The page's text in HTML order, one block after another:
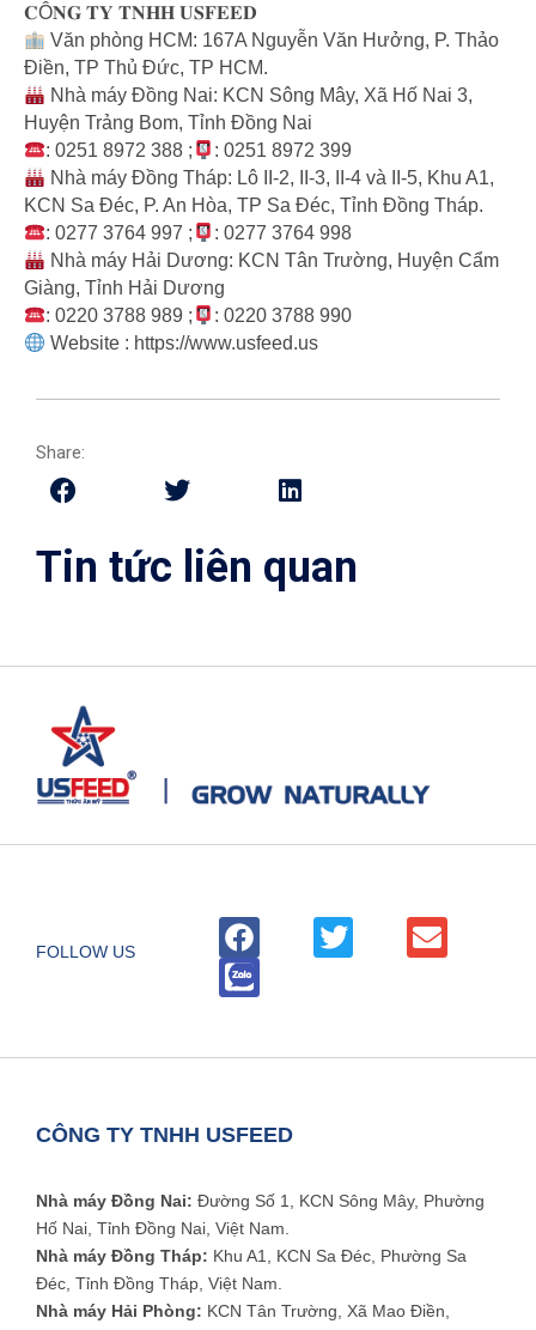
𝐂Ô𝐍𝐆 𝐓𝐘 𝐓𝐍𝐇𝐇 𝐔𝐒𝐅𝐄𝐄𝐃
Văn phòng HCM: 167A Nguyễn Văn Hưởng, P. Thảo
Điền, TP Thủ Đức, TP HCM.
Nhà máy Đồng Nai: KCN Sông Mây, Xã Hố Nai 3,
Huyện Trảng Bom, Tỉnh Đồng Nai
: 0251 8972 388 ;
: 0251 8972 399
Nhà máy Đồng Tháp: Lô II-2, II-3, II-4 và II-5, Khu A1,
KCN Sa Đéc, P. An Hòa, TP Sa Đéc, Tỉnh Đồng Tháp.
: 0277 3764 997 ;
: 0277 3764 998
Nhà máy Hải Dương: KCN Tân Trường, Huyện Cẩm
Giàng, Tỉnh Hải Dương
: 0220 3788 989 ;
: 0220 3788 990
Website : https://www.usfeed.us
Share:
Tin tức liên quan
FOLLOW US
CÔNG TY TNHH USFEED
Nhà máy Đồng Nai: Đường Số 1, KCN Sông Mây, Phường
Hố Nai, Tỉnh Đồng Nai, Việt Nam.
Nhà máy Đồng Tháp: Khu A1, KCN Sa Đéc, Phường Sa
Đéc, Tỉnh Đồng Tháp, Việt Nam.
Nhà máy Hải Phòng: KCN Tân Trường, Xã Mao Điền,